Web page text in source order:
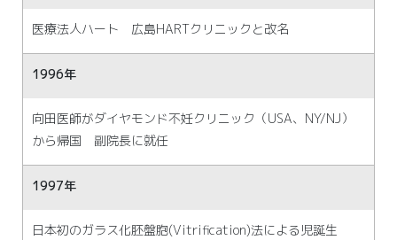
医療法人ハート 広島HARTクリニックと改名
1996年
向田医師がダイヤモンド不妊クリニック（USA、NY/NJ）
から帰国 副院長に就任
1997年
日本初のガラス化胚盤胞(Vitrification)法による児誕生